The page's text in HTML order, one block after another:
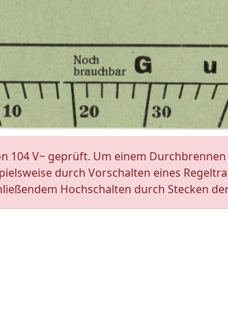
104 V~ geprüft. Um einem
durch Vorschalten eines
Hochschalten durch Stecken